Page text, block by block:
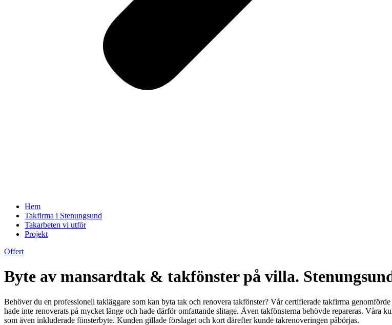
Hem
Takfirma i Stenungsund
Takarbeten vi utför
Projekt
Offert
Byte av mansardtak & takfönster på villa.
Behöver du en professionell takläggare som kan byta tak och renovera takfönster? Vår certifierade takfirma
hade inte renoverats på mycket länge och hade därför omfattande slitage. Även takfönsterna behövde repareras. Våra
som även inkluderade fönsterbyte. Kunden gillade förslaget och kort därefter kunde takrenoveringen påbörjas.